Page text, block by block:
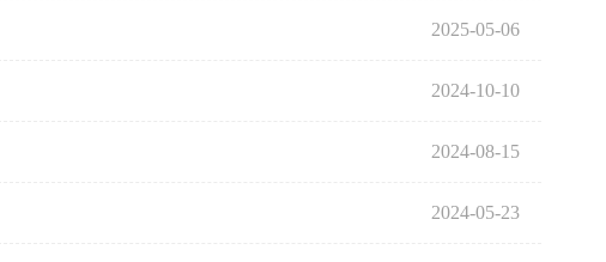
2025-05-06
2024-10-10
2024-08-15
2024-05-23